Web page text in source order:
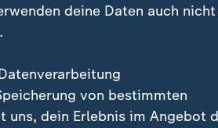
deine Daten auch nicht
von bestimmten
dein Erlebnis im Angebot